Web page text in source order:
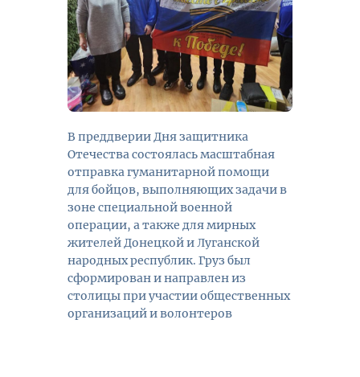
В преддверии Дня защитника
Отечества состоялась масштабная
отправка гуманитарной помощи
для бойцов, выполняющих задачи в
зоне специальной военной
операции, а также для мирных
жителей Донецкой и Луганской
народных республик. Груз был
сформирован и направлен из
столицы при участии общественных
организаций и волонтеров